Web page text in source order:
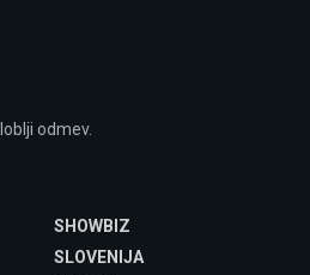
odmev.
SHOWBIZ
SLOVENIJA